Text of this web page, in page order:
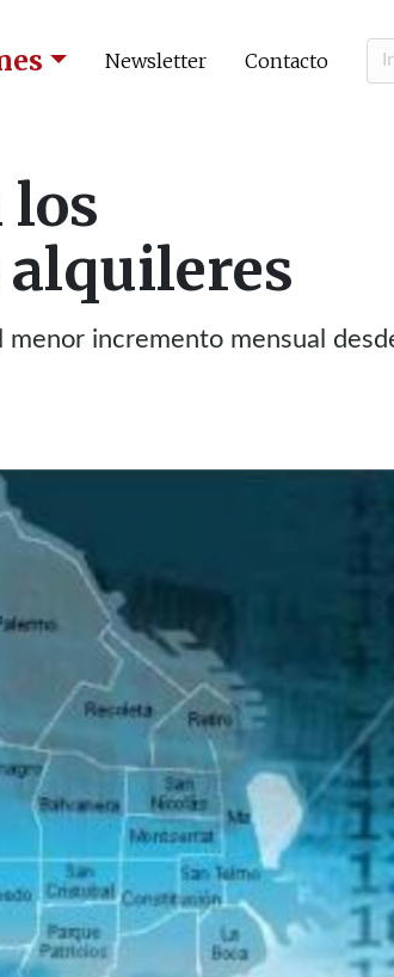
Newsletter Contacto
los
incremento mensual